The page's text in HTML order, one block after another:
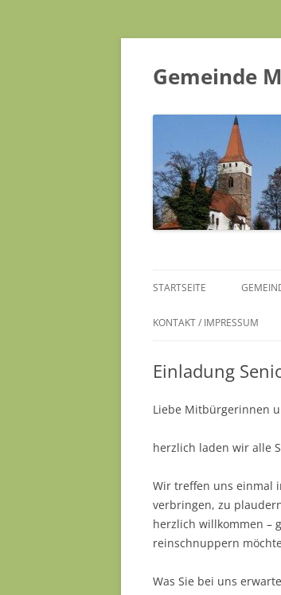
Gemeinde
STARTSEITE
KONTAKT / IMPRESSUM
Einladung
Liebe Mitbürgerinnen
herzlich laden wir alle
Wir treffen uns einmal
verbringen, zu
herzlich willkommen –
reinschnuppern
Was Sie bei uns